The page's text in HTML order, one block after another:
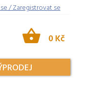
/ Zaregistrovat se
0 Kč